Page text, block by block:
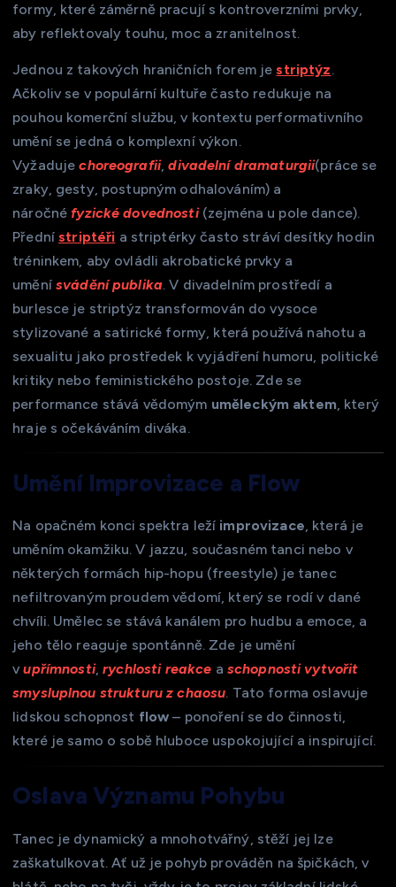
formy, které záměrně pracují s kontroverzními prvky,
aby reflektovaly touhu, moc a zranitelnost.
Jednou z takových hraničních forem jestriptýz.
Ačkoliv se v populární kultuře často redukuje na
pouhou komerční službu, v kontextu performativního
umění se jedná o komplexní výkon.
Vyžadujechoreografii,divadelní dramaturgii(práce se
zraky, gesty, postupným odhalováním) a
náročnéfyzické dovednosti(zejména u pole dance).
Přednístriptéři a striptérky často stráví desítky hodin
tréninkem, aby ovládli akrobatické prvky a
umění svádění publika. V divadelním prostředí a
burlesce je striptýz transformován do vysoce
stylizované a satirické formy, která používá nahotu a
sexualitu jako prostředek k vyjádření humoru, politické
kritiky nebo feministického postoje. Zde se
performance stává vědomým uměleckým aktem, který
hraje s očekáváním diváka.
Umění Improvizace a Flow
Na opačném konci spektra leží improvizace, která je
uměním okamžiku. V jazzu, současném tanci nebo v
některých formách hip-hopu (freestyle) je tanec
nefiltrovaným proudem vědomí, který se rodí v dané
chvíli. Umělec se stává kanálem pro hudbu a emoce, a
jeho tělo reaguje spontánně. Zde je umění
vupřímnosti,rychlosti reakce a schopnosti vytvořit
smysluplnou strukturu z chaosu. Tato forma oslavuje
lidskou schopnost flow – ponoření se do činnosti,
které je samo o sobě hluboce uspokojující a inspirující.
Oslava Významu Pohybu
Tanec je dynamický a mnohotvářný, stěží jej lze
zaškatulkovat. Ať už je pohyb prováděn na špičkách, v